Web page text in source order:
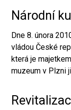
Národní
Dne 8. února
vládou České
která je
muzeum v Plzni